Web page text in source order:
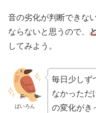
音の劣化が判断できな
ならないと思うので、
してみよう。
ばいろん
毎日少しず
なかっただ
の変化がき